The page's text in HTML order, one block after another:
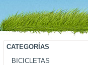
CATEGORÍAS
BICICLETAS